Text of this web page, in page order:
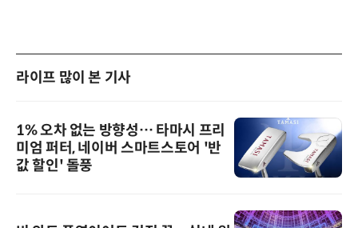
라이프 많이 본 기사
1% 오차 없는 방향성… 타마시 프리
미엄 퍼터, 네이버 스마트스토어 '반
값 할인' 돌풍